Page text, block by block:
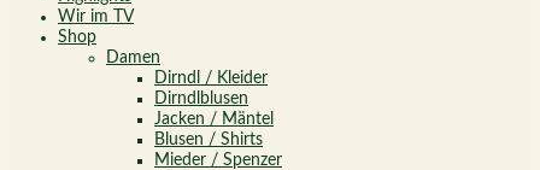
Wir im TV
Shop
Damen
Dirndl / Kleider
Dirndlblusen
Jacken / Mäntel
Blusen / Shirts
Mieder / Spenzer